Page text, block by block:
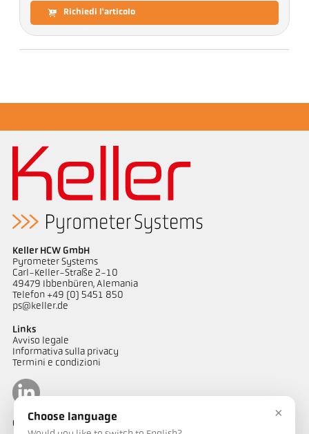
Richiedi l'articolo
Keller HCW GmbH
Pyrometer Systems
Carl-Keller-Straße 2-10
49479 Ibbenbüren, Alemania
Telefon +49 (0) 5451 850
ps@keller.de
Links
Avviso legale
Informativa sulla privacy
Termini e condizioni
Contatto
×
Choose language